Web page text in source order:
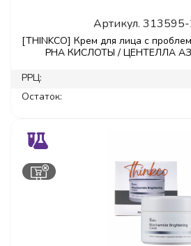
Артикул. 313595-
[THINKCO] Крем для лица с
PHA КИСЛОТЫ / ЦЕНТЕЛЛА
РРЦ:
Остаток: